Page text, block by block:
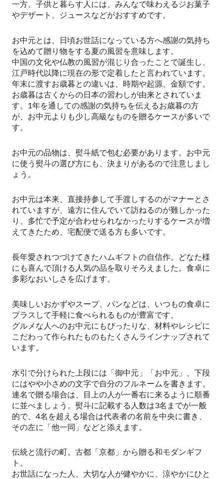
一方、子供と暮らす人には、みんなで味わえるジお菓子
やデザート、ジュースなどがおすすめです。
お中元とは、日頃お世話になっている方へ感謝の気持ち
を込めて贈り物をする夏の風習を意味します。
中国の文化や仏教の風習が混じり合ったことで誕生し、
江戸時代以降に現在の形で定着したと言われています。
年末に渡すお歳暮との違いは、時期や起源、金額です。
お歳暮は古くからの日本の習わしが由来とされていま
す。1年を通しての感謝の気持ちを伝えるお歳暮の方
が、お中元よりも少し高級なものを贈るケースが多いで
す。
お中元の品物は、熨斗紙で包む必要があります。お中元
に使う熨斗の選び方にも、決まりがあるので注意しまし
ょう。
お中元は本来、直接持参して手渡しするのがマナーとさ
れていますが、遠方に住んでいて訪ねるのが難しかった
り、多忙で予定が合わせられなかったりするケースが増
えてきたため、宅配便で送る方も多いです。
長年愛されつづけてきたハムギフトの自信作。どなた様
にも喜んで頂ける人気の品を取りそろえました。食卓に
多彩なおいしさを広げます。
美味しいおかずやスープ、パンなどは、いつもの食卓に
プラスして手軽に食べられるものが豊富です。
グルメな人へのお中元にもぴったりな、材料やレシピに
こだわって作られたものもたくさんラインナップされて
います。
水引で分けられた上段には「御中元」「お中元」、下段
にはやや小さめの文字で自分のフルネームを書きます。
連名で贈る場合は、目上の人が一番右に来るように順番
に並べましょう。熨斗に記載する人数は3名までが一般
的で、4名を超える場合は代表者の名前を中央に書き、
その左に「他一同」などと添えます。
伝統と流行の町。古都「京都」から贈る和モダンギフ
ト。
お世話になった人、大切な人が健やかに、涼やかにひと